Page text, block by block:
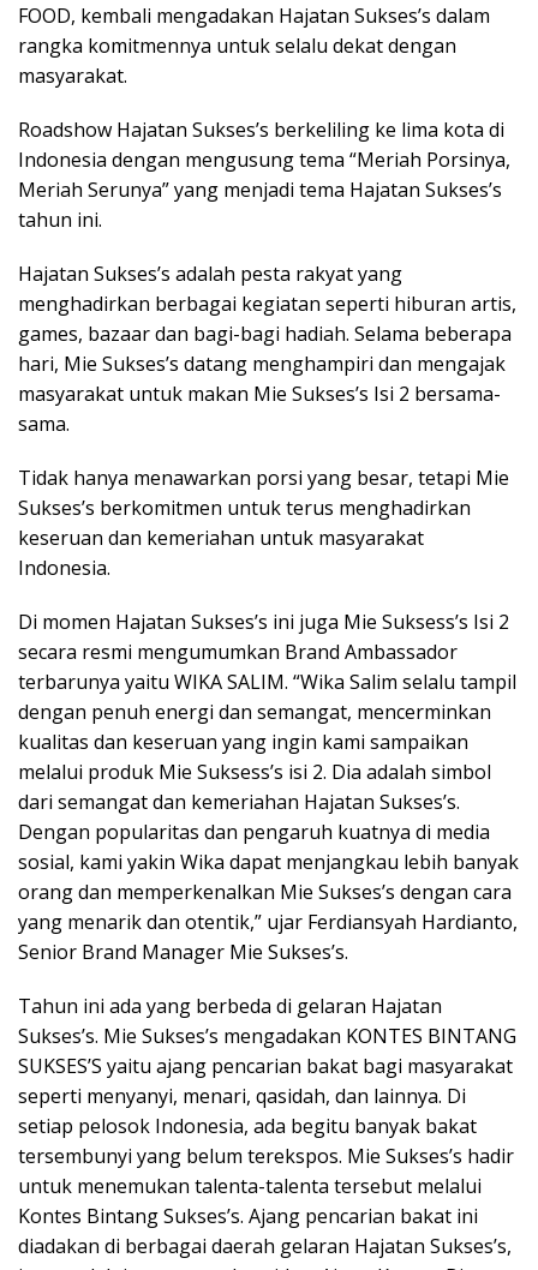
FOOD, kembali mengadakan Hajatan Sukses’s dalam
rangka komitmennya untuk selalu dekat dengan
masyarakat.
Roadshow Hajatan Sukses’s berkeliling ke lima kota di
Indonesia dengan mengusung tema “Meriah Porsinya,
Meriah Serunya” yang menjadi tema Hajatan Sukses’s
tahun ini.
Hajatan Sukses’s adalah pesta rakyat yang
menghadirkan berbagai kegiatan seperti hiburan artis,
games, bazaar dan bagi-bagi hadiah. Selama beberapa
hari, Mie Sukses’s datang menghampiri dan mengajak
masyarakat untuk makan Mie Sukses’s Isi 2 bersama-
sama.
Tidak hanya menawarkan porsi yang besar, tetapi Mie
Sukses’s berkomitmen untuk terus menghadirkan
keseruan dan kemeriahan untuk masyarakat
Indonesia.
Di momen Hajatan Sukses’s ini juga Mie Suksess’s Isi 2
secara resmi mengumumkan Brand Ambassador
terbarunya yaitu WIKA SALIM. “Wika Salim selalu tampil
dengan penuh energi dan semangat, mencerminkan
kualitas dan keseruan yang ingin kami sampaikan
melalui produk Mie Suksess’s isi 2. Dia adalah simbol
dari semangat dan kemeriahan Hajatan Sukses’s.
Dengan popularitas dan pengaruh kuatnya di media
sosial, kami yakin Wika dapat menjangkau lebih banyak
orang dan memperkenalkan Mie Sukses’s dengan cara
yang menarik dan otentik,” ujar Ferdiansyah Hardianto,
Senior Brand Manager Mie Sukses’s.
Tahun ini ada yang berbeda di gelaran Hajatan
Sukses’s. Mie Sukses’s mengadakan KONTES BINTANG
SUKSES’S yaitu ajang pencarian bakat bagi masyarakat
seperti menyanyi, menari, qasidah, dan lainnya. Di
setiap pelosok Indonesia, ada begitu banyak bakat
tersembunyi yang belum terekspos. Mie Sukses’s hadir
untuk menemukan talenta-talenta tersebut melalui
Kontes Bintang Sukses’s. Ajang pencarian bakat ini
diadakan di berbagai daerah gelaran Hajatan Sukses’s,